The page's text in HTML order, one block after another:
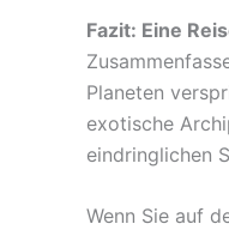
Fazit: Eine
Planeten
exotische
eindringlichen
Wenn Sie auf